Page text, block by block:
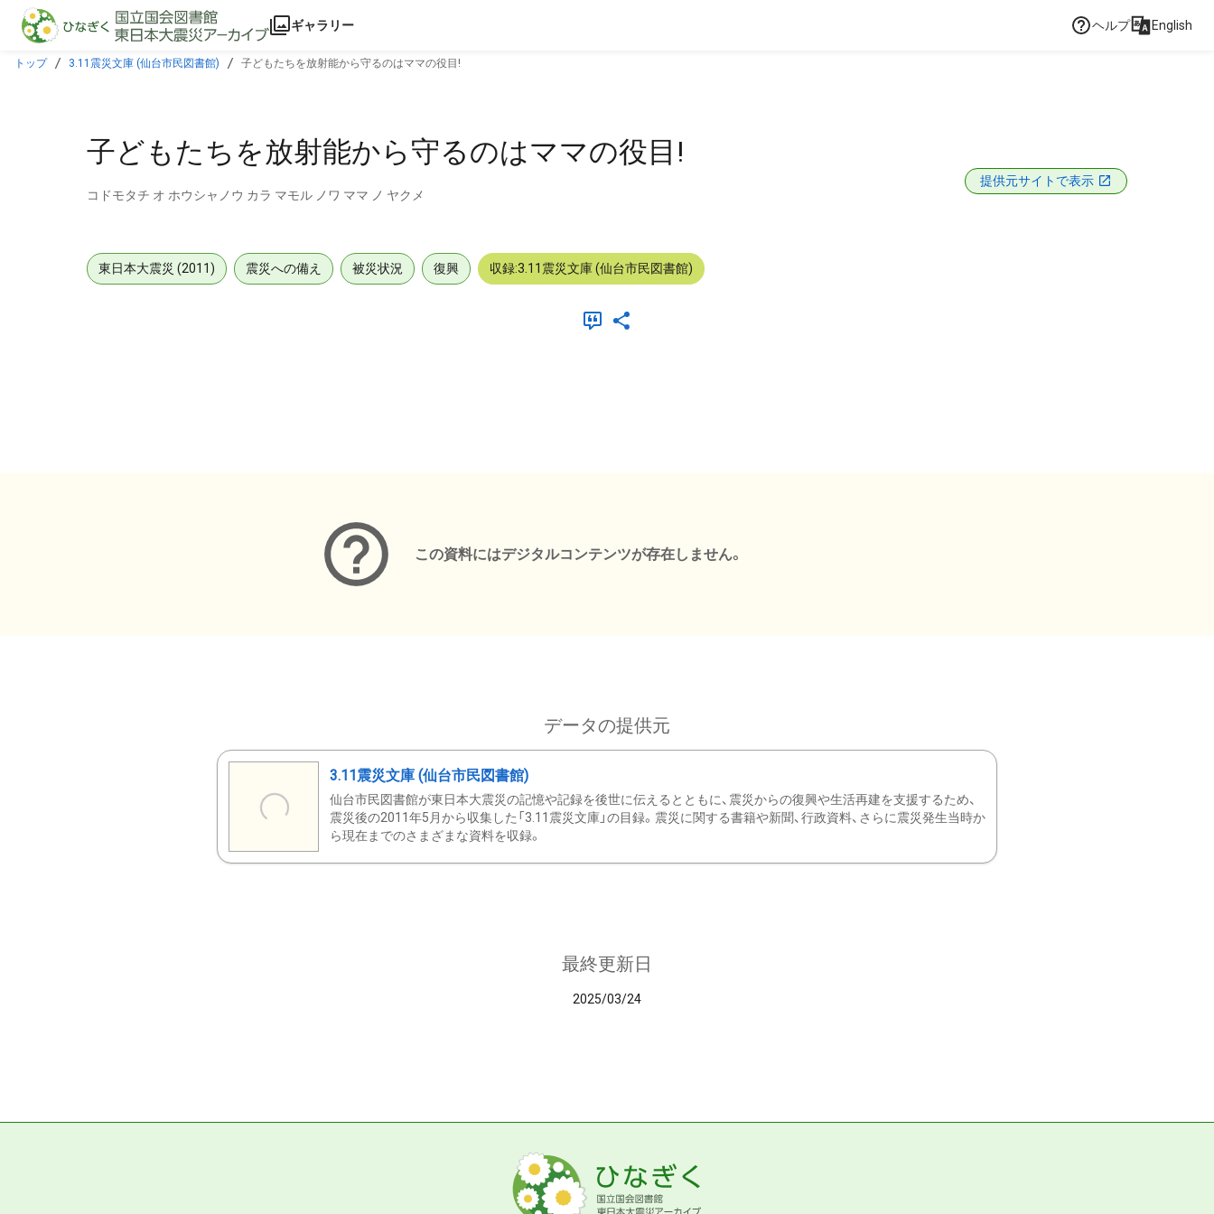
本文に飛ぶ
ギャラリー ヘルプ English
トップ 3.11震災文庫 (仙台市民図書館) 子どもたちを放射能から守るのはママの役目!
子どもたちを放射能から守るのはママの役目!
コドモタチ オ ホウシャノウ カラ マモル ノワ ママ ノ ヤクメ
提供元サイトで表示
東日本大震災 (2011) 震災への備え 被災状況 復興 収録:3.11震災文庫 (仙台市民図書館)
この資料にはデジタルコンテンツが存在しません。
データの提供元
3.11震災文庫 (仙台市民図書館)
仙台市民図書館が東日本大震災の記憶や記録を後世に伝えるとともに、震災からの復興や生活再建を支援するため、
震災後の2011年5月から収集した「3.11震災文庫」の目録。震災に関する書籍や新聞、行政資料、さらに震災発生当時か
ら現在までのさまざまな資料を収録。
最終更新日
2025/03/24